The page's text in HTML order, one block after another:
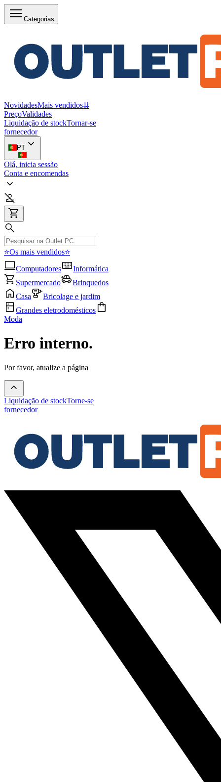
Categorias
NovidadesMais vendidos⇊
PreçoValidades
Liquidação de stockTornar-se
fornecedor
PT
Olá, inicia sessão
Conta e encomendas
⭐Os mais vendidos⭐
Computadores
Informática
Supermercado
Brinquedos
Casa
Bricolage e jardim
Grandes eletrodomésticos
Moda
Erro interno.
Por favor, atualize a página
Liquidação de stockTorne-se
fornecedor